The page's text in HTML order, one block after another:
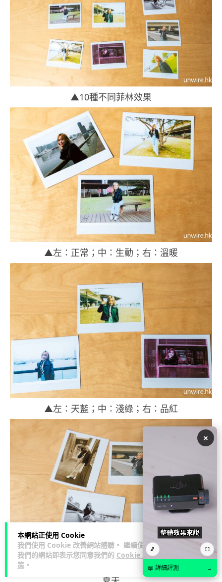
本網站正使用 Cookie
我們使用 Cookie 改善網站體驗。 繼續使用
我們的網站即表示您同意我們的 Cookie 政
策 。
▲10種不同菲林效果
▲左：正常；中：生動；右：溫暖
▲左：天藍；中：淺綠；右：品紅
▲左上：褐色；左下：黑白；右上：琥珀；右下：
×
🎵 ⛶
📖 詳細評測 →